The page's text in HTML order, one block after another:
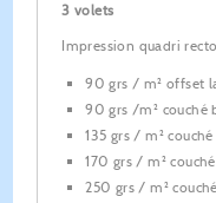
3 volets
Impression quadri
90 grs / m² offset
90 grs /m² couché
135 grs / m²
170 grs / m²
250 grs / m²